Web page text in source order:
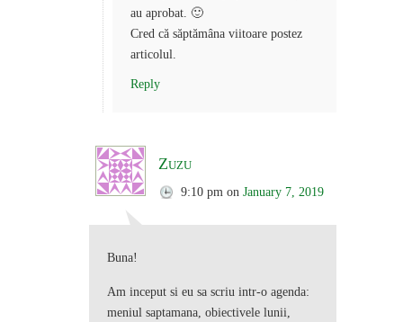
au aprobat. 🙂
Cred că săptămâna viitoare postez
articolul.
Reply
Zuzu
9:10 pm on January 7, 2019
Buna!
Am inceput si eu sa scriu intr-o agenda:
meniul saptamana, obiectivele lunii,